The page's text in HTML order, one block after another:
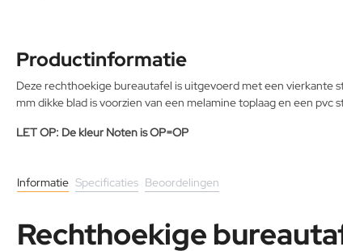
Productinformatie
Deze rechthoekige bureautafel is uitgevoerd met een vierkante
mm dikke blad is voorzien van een melamine toplaag en een
LET OP: De kleur Noten is OP=OP
Informatie Specificaties Beoordelingen
Rechthoekige